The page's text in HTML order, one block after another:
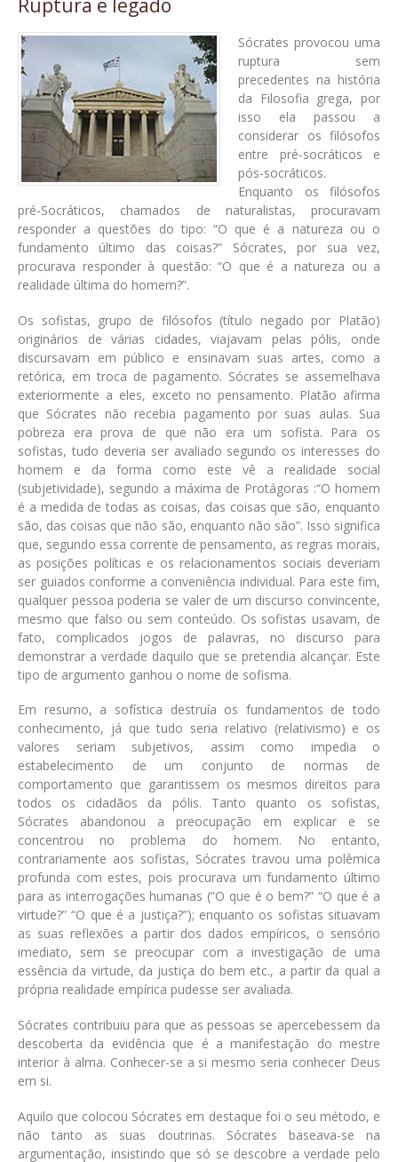
Sócrates provocou uma
ruptura sem
precedentes na história
da Filosofia grega, por
isso ela passou a
considerar os filósofos
entre pré-socráticos e
pós-socráticos.
Enquanto os filósofos
pré-Socráticos, chamados de naturalistas, procuravam
responder a questões do tipo: “O que é a natureza ou o
fundamento último das coisas?” Sócrates, por sua vez,
procurava responder à questão: “O que é a natureza ou a
realidade última do homem?”.
Os sofistas, grupo de filósofos (título negado por Platão)
originários de várias cidades, viajavam pelas pólis, onde
discursavam em público e ensinavam suas artes, como a
retórica, em troca de pagamento. Sócrates se assemelhava
exteriormente a eles, exceto no pensamento. Platão afirma
que Sócrates não recebia pagamento por suas aulas. Sua
pobreza era prova de que não era um sofista. Para os
sofistas, tudo deveria ser avaliado segundo os interesses do
homem e da forma como este vê a realidade social
(subjetividade), segundo a máxima de Protágoras :“O homem
é a medida de todas as coisas, das coisas que são, enquanto
são, das coisas que não são, enquanto não são”. Isso significa
que, segundo essa corrente de pensamento, as regras morais,
as posições políticas e os relacionamentos sociais deveriam
ser guiados conforme a conveniência individual. Para este fim,
qualquer pessoa poderia se valer de um discurso convincente,
mesmo que falso ou sem conteúdo. Os sofistas usavam, de
fato, complicados jogos de palavras, no discurso para
demonstrar a verdade daquilo que se pretendia alcançar. Este
tipo de argumento ganhou o nome de sofisma.
Em resumo, a sofística destruía os fundamentos de todo
conhecimento, já que tudo seria relativo (relativismo) e os
valores seriam subjetivos, assim como impedia o
estabelecimento de um conjunto de normas de
comportamento que garantissem os mesmos direitos para
todos os cidadãos da pólis. Tanto quanto os sofistas,
Sócrates abandonou a preocupação em explicar e se
concentrou no problema do homem. No entanto,
contrariamente aos sofistas, Sócrates travou uma polêmica
profunda com estes, pois procurava um fundamento último
para as interrogações humanas (“O que é o bem?” “O que é a
virtude?” “O que é a justiça?”); enquanto os sofistas situavam
as suas reflexões a partir dos dados empíricos, o sensório
imediato, sem se preocupar com a investigação de uma
essência da virtude, da justiça do bem etc., a partir da qual a
própria realidade empírica pudesse ser avaliada.
Sócrates contribuiu para que as pessoas se apercebessem da
descoberta da evidência que é a manifestação do mestre
interior à alma. Conhecer-se a si mesmo seria conhecer Deus
em si.
Aquilo que colocou Sócrates em destaque foi o seu método, e
não tanto as suas doutrinas. Sócrates baseava-se na
argumentação, insistindo que só se descobre a verdade pelo